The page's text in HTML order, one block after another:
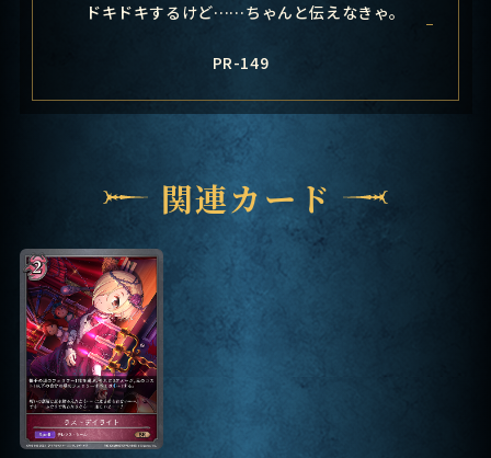
ドキドキするけど……ちゃんと伝えなきゃ。
PR-149
関連カード